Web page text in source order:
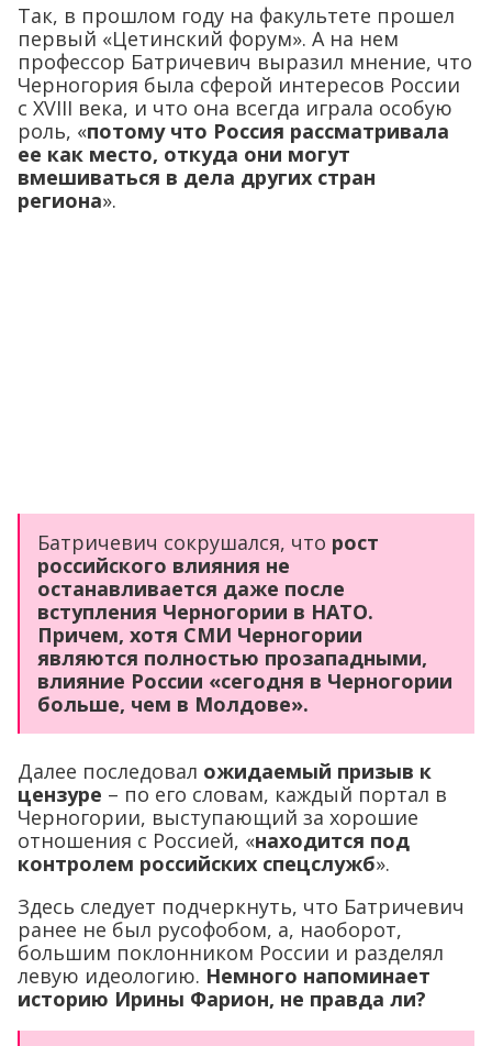
Так, в прошлом году на факультете прошел
первый «Цетинский форум». А на нем
профессор Батричевич выразил мнение, что
Черногория была сферой интересов России
с XVIII века, и что она всегда играла особую
роль, «потому что Россия рассматривала
ее как место, откуда они могут
вмешиваться в дела других стран
региона».
Батричевич сокрушался, что рост
российского влияния не
останавливается даже после
вступления Черногории в НАТО.
Причем, хотя СМИ Черногории
являются полностью прозападными,
влияние России «сегодня в Черногории
больше, чем в Молдове».
Далее последовал ожидаемый призыв к
цензуре – по его словам, каждый портал в
Черногории, выступающий за хорошие
отношения с Россией, «находится под
контролем российских спецслужб».
Здесь следует подчеркнуть, что Батричевич
ранее не был русофобом, а, наоборот,
большим поклонником России и разделял
левую идеологию. Немного напоминает
историю Ирины Фарион, не правда ли?